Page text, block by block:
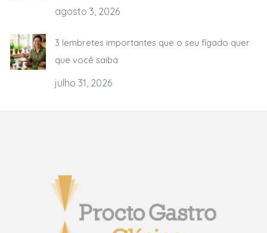
agosto 3, 2026
3 lembretes importantes que o seu fígado quer
que você saiba
julho 31, 2026